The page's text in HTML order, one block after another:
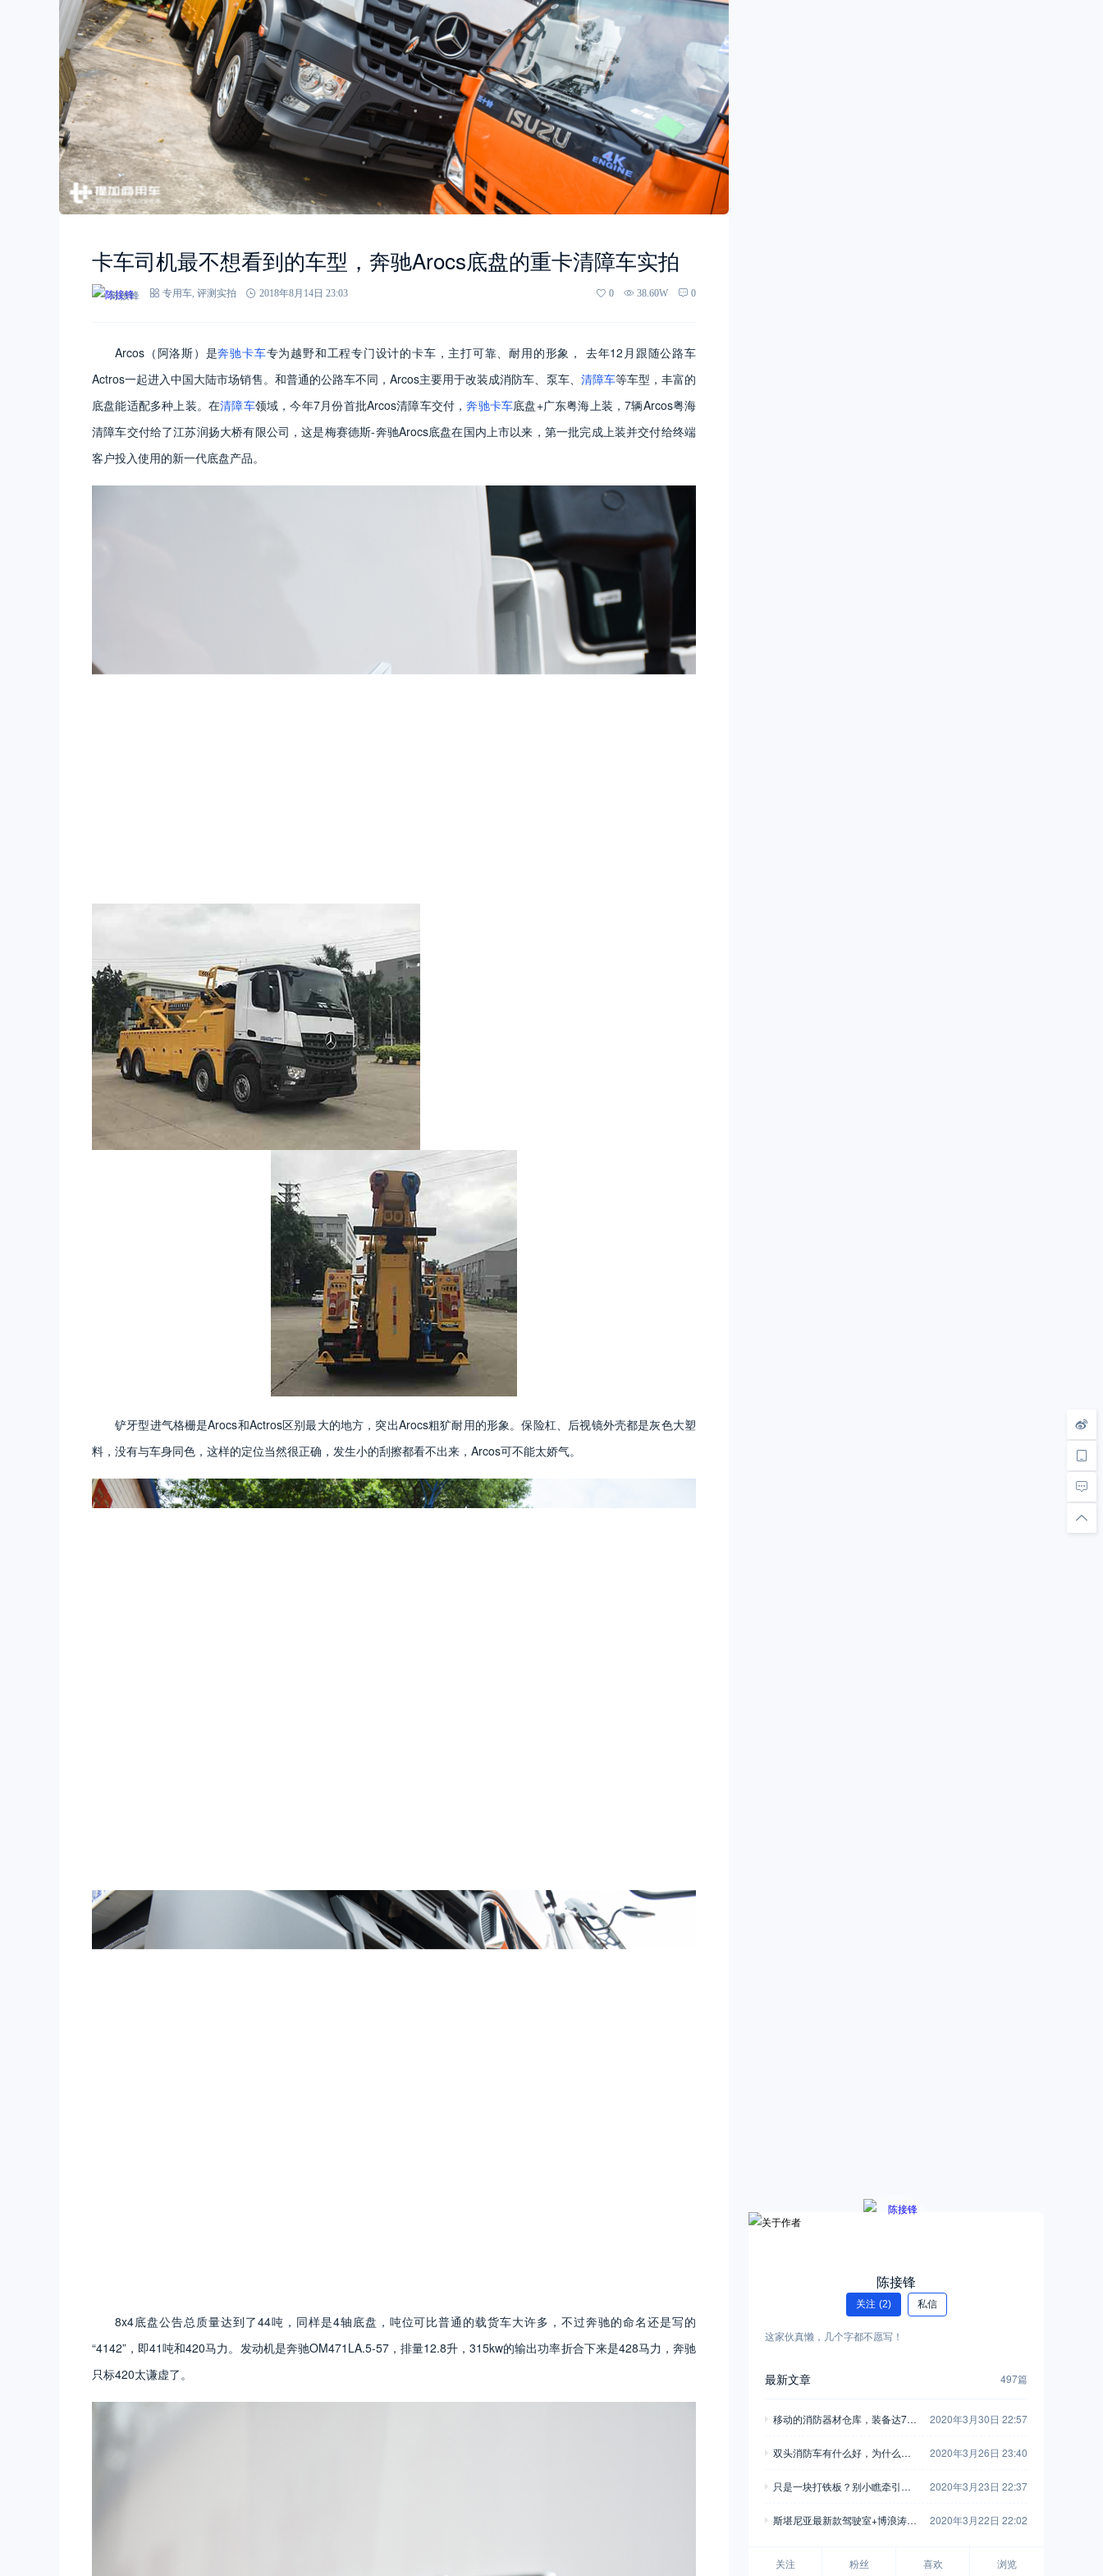
卡车司机最不想看到的车型，奔驰Arocs底盘的重卡清障车实拍
陈接锋 专用车 评测实拍 2018年8月14日 23:03 0 38.60W 0
Arcos （阿洛斯）是奔驰卡车专为越野和工程专门设计的卡车，主打可靠、耐用的形象， 去年12 月跟随公路车
Actros一起进入中国大陆市场销售。和普通的公路车不同， Arcos主要用于改装成消防车、泵车、 清障车等车型，丰富的
底盘能适配多种上装。在清障车领域，今年7月份首批Arcos清障车交付，奔驰卡车底盘+广东粤海上装，7辆Arcos粤海
清障车交付给了江苏润扬大桥有限公司，这是梅赛德斯-奔驰Arocs底盘在国内上市以来，第一批完成上装并交付给终端
客户投入使用的新一代底盘产品。
铲牙型进气格栅是Arocs和Actros区别最大的地方，突出Arocs粗犷耐用的形象。保险杠、后视镜外壳都是灰色大塑
料，没有与车身同色，这样的定位当然很正确，发生小的刮擦都看不出来， Arcos可不能太娇气。
8x4底盘公告总质量达到了44吨，同样是4轴底盘，吨位可比普通的载货车大许多，不过奔驰的命名还是写的
“4142”，即41吨和420马力。发动机是奔驰OM471LA.5-57，排量12.8升，315kw的输出功率折合下来是428马力，奔驰
只标420太谦虚了。
陈接锋
关注 (2) 私信
这家伙真懒，几个字都不愿写！
最新文章 497篇
移动的消防器材仓库，装备达700
拍
2020年3月30日 22:57
双头消防车有什么好，为什么售
消防车告诉你
2020年3月26日 23:40
只是一块打铁板？别小瞧牵引车
要多
2020年3月23日 22:37
斯堪尼亚最新款驾驶室+博浪涛专
消防车！
2020年3月22日 22:02
关注 粉丝 喜欢 浏览